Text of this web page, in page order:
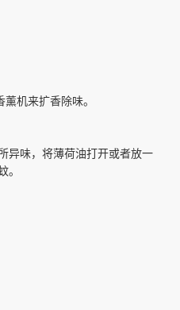
机来扩香除味。
异味，将薄荷油打开或者放一
。